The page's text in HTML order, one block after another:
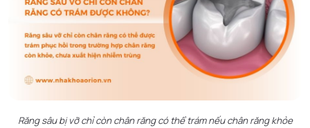
Răng sâu bị vỡ chỉ còn chân răng có thể trám nếu chân răng khỏe